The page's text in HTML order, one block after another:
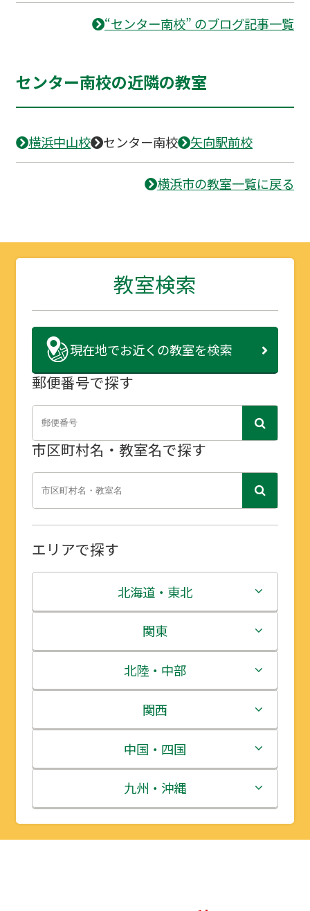
“センター南校” のブログ記事一覧
センター南校の近隣の教室
横浜中山校 センター南校 矢向駅前校
横浜市の教室一覧に戻る
教室検索
現在地でお近くの教室を検索
郵便番号で探す
市区町村名・教室名で探す
エリアで探す
北海道・東北
北海道
青森県
岩手県
宮城県
秋田県
山形県
関東
茨城県
栃木県
群馬県
埼玉県
千葉県
北陸・中部
新潟県
富山県
石川県
福井県
関西
三重県
滋賀県
京都府
中国・四国
鳥取県
島根県
九州・沖縄
福岡県